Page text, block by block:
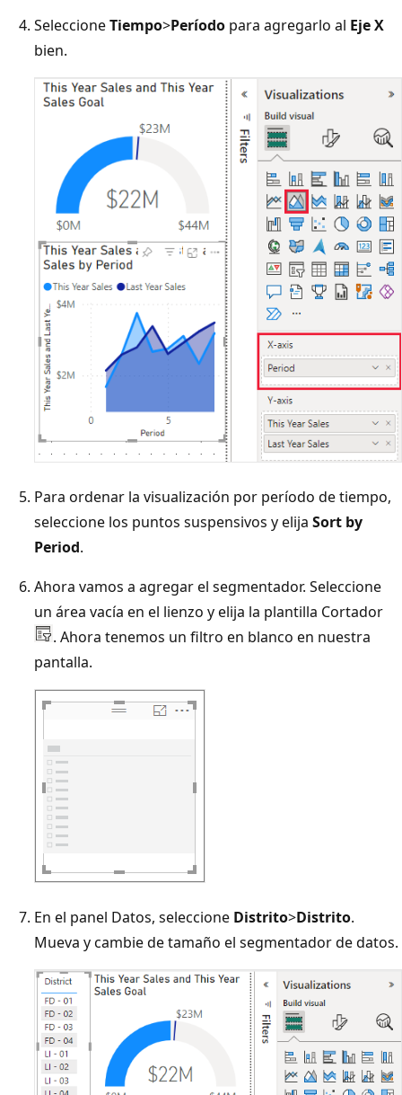
SeleccioneTiempo>Período para agregarlo al Eje X
bien.
Para ordenar la visualización por período de tiempo,
seleccione los puntos suspensivos y elija Sort by
Period.
Ahora vamos a agregar el segmentador. Seleccione
un área vacía en el lienzo y elija la plantilla Cortador
. Ahora tenemos un filtro en blanco en nuestra
pantalla.
En el panel Datos, seleccione Distrito>Distrito.
Mueva y cambie de tamaño el segmentador de datos.